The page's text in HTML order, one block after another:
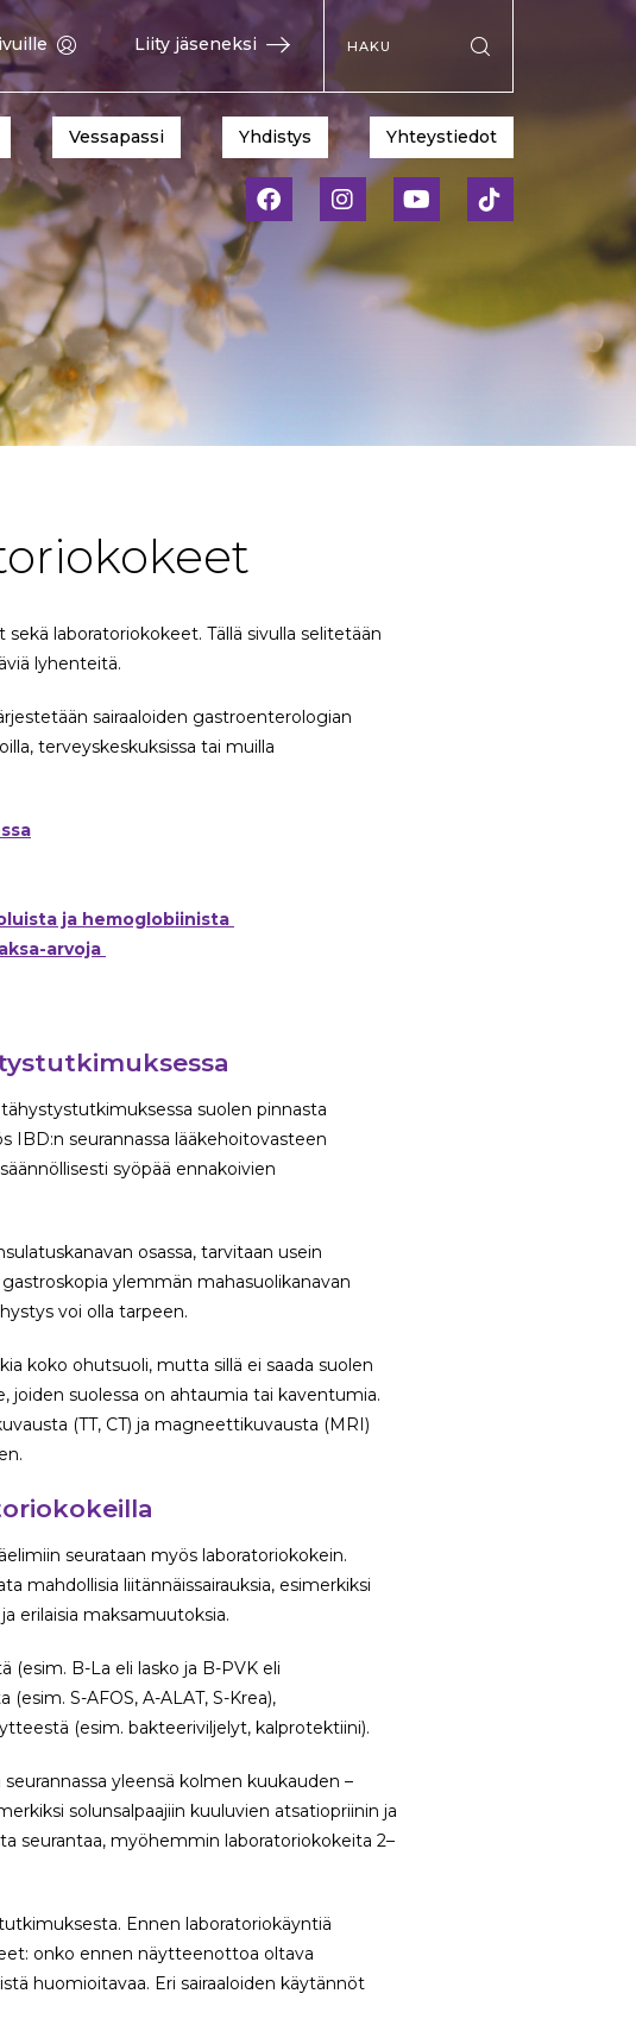
Liity jäseneksi
Hae sivustolta
Vessapassi Yhdistys Yhteystiedot
laboratoriokokeet. Tällä sivulla selitetään
lyhenteitä.
sairaaloiden gastroenterologian
terveyskeskuksissa tai muilla
ja hemoglobiinista
arvoja
suolen pinnasta
IBD:n seurannassa lääkehoitovasteen
syöpää ennakoivien
osassa, tarvitaan usein
ylemmän mahasuolikanavan
voi olla tarpeen.
koko ohutsuoli, mutta sillä ei saada suolen
joiden suolessa on ahtaumia tai kaventumia.
(TT, CT) ja magneettikuvausta (MRI)
seurataan myös laboratoriokokein.
mahdollisia liitännäissairauksia, esimerkiksi
erilaisia maksamuutoksia.
B-La eli lasko ja B-PVK eli
S-AFOS, A-ALAT, S-Krea),
(esim. bakteeriviljelyt, kalprotektiini).
yleensä kolmen kuukauden –
solunsalpaajiin kuuluvien atsatiopriinin ja
seurantaa, myöhemmin laboratoriokokeita 2–
Ennen laboratoriokäyntiä
onko ennen näytteenottoa oltava
huomioitavaa. Eri sairaaloiden käytännöt